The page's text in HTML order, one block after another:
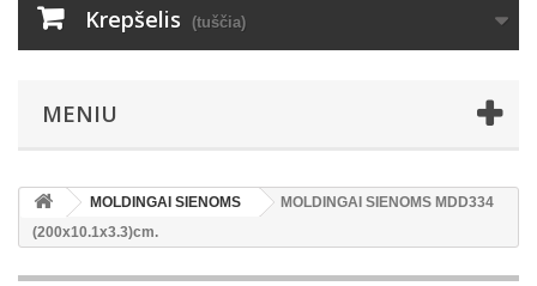
Krepšelis (tuščia)
MENIU
MOLDINGAI SIENOMS
MOLDINGAI SIENOMS MDD334
(200x10.1x3.3)cm.